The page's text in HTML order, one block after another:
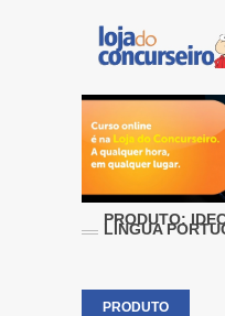
PRODUTO:
LÍNGUA
PRODUTO